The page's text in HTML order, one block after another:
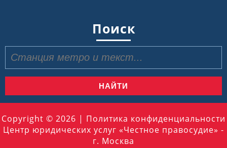
Поиск
Copyright © 2026 | Политика конфиденциальности
Центр юридических услуг «Честное правосудие» -
г. Москва